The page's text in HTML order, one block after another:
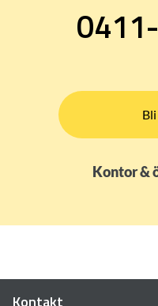
Kontor &
Kontakt